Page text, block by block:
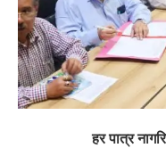
हर पात्र